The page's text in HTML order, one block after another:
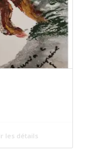
les détails